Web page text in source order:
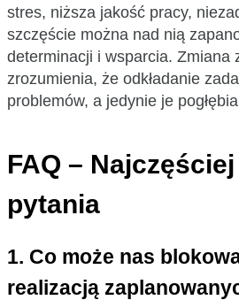
stres, niższa jakość pracy,
szczęście można nad nią
determinacji i wsparcia. Zmiana
zrozumienia, że odkładanie
problemów, a jedynie je
FAQ –
pytania
1. Co może nas
realizacją